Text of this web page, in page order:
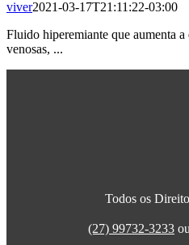
viver2021-03-17T21:11:22-03:00
Fluido hiperemiante que aumenta a
venosas, ...
Todos os
(27) 99732-3233 ou